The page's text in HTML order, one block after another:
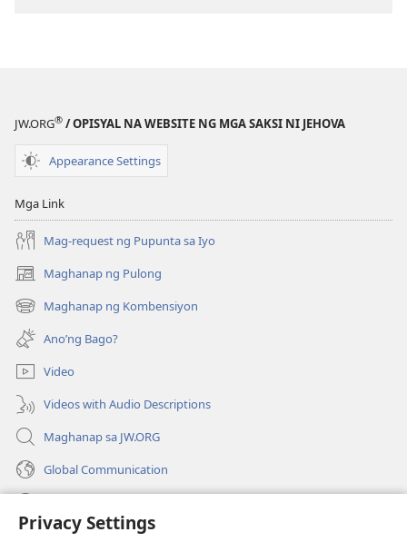
Privacy Settings
JW.ORG® / OPISYAL NA WEBSITE NG MGA SAKSI NI JEHOVA
Appearance Settings
Mga Link
Mag-request ng Pupunta sa Iyo
Maghanap ng Pulong
(may
bubukas
na
bagong
window)
Maghanap ng Kombensiyon
(may
bubukas
na
bagong
window)
Ano’ng Bago?
Video
Videos with Audio Descriptions
Maghanap sa JW.ORG
Global Communication